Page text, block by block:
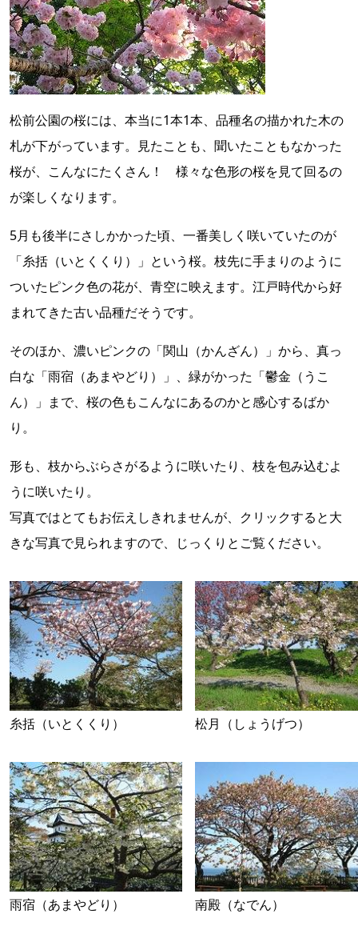
松前公園の桜には、本当に1本1本、品種名の描かれた木の
札が下がっています。見たことも、聞いたこともなかった
桜が、こんなにたくさん！ 様々な色形の桜を見て回るの
が楽しくなります。
5月も後半にさしかかった頃、一番美しく咲いていたのが
「糸括（いとくくり）」という桜。枝先に手まりのように
ついたピンク色の花が、青空に映えます。江戸時代から好
まれてきた古い品種だそうです。
そのほか、濃いピンクの「関山（かんざん）」から、真っ
白な「雨宿（あまやどり）」、緑がかった「鬱金（うこ
ん）」まで、桜の色もこんなにあるのかと感心するばか
り。
形も、枝からぶらさがるように咲いたり、枝を包み込むよ
うに咲いたり。
写真ではとてもお伝えしきれませんが、クリックすると大
きな写真で見られますので、じっくりとご覧ください。
糸括（いとくくり） 松月（しょうげつ）
雨宿（あまやどり） 南殿（なでん）